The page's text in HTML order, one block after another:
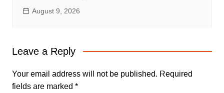
August 9, 2026
Leave a Reply
Your email address will not be published. Required
fields are marked *